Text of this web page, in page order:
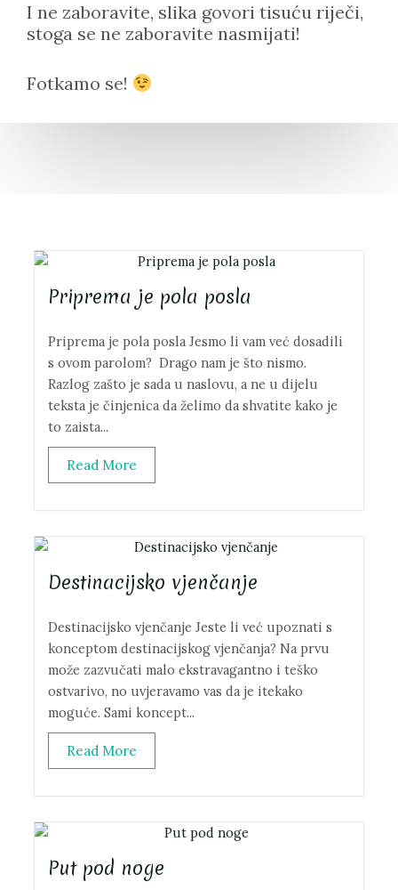
I ne zaboravite, slika govori tisuću riječi,
stoga se ne zaboravite nasmijati!
Fotkamo se!
Priprema je pola posla
Priprema je pola posla Jesmo li vam već dosadili
s ovom parolom? Drago nam je što nismo.
Razlog zašto je sada u naslovu, a ne u dijelu
teksta je činjenica da želimo da shvatite kako je
to zaista...
Read More
Destinacijsko vjenčanje
Destinacijsko vjenčanje Jeste li već upoznati s
konceptom destinacijskog vjenčanja? Na prvu
može zazvučati malo ekstravagantno i teško
ostvarivo, no uvjeravamo vas da je itekako
moguće. Sami koncept...
Read More
Put pod noge